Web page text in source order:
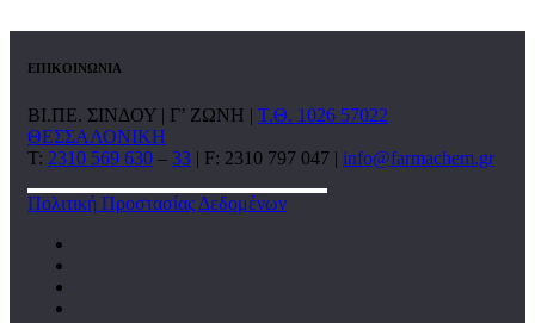
ΕΠΙΚΟΙΝΩΝΙΑ
ΒΙ.ΠΕ. ΣΙΝΔΟΥ | Γ’ ΖΩΝΗ | Τ.Θ. 1026 57022
ΘΕΣΣΑΛΟΝΙΚΗ
T: 2310 569 630 – 33 | F: 2310 797 047 | info@farmachem.gr
Πολιτική Προστασίας Δεδομένων